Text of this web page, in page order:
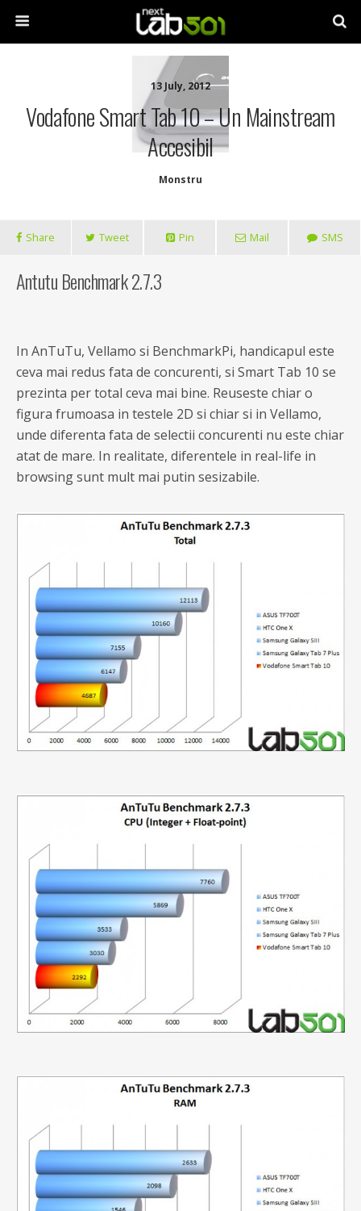
13 July, 2012
Vodafone Smart Tab 10 – Un Mainstream
Accesibil
Monstru
Share Tweet Pin Mail SMS
Antutu Benchmark 2.7.3
In AnTuTu, Vellamo si BenchmarkPi, handicapul este
ceva mai redus fata de concurenti, si Smart Tab 10 se
prezinta per total ceva mai bine. Reuseste chiar o
figura frumoasa in testele 2D si chiar si in Vellamo,
unde diferenta fata de selectii concurenti nu este chiar
atat de mare. In realitate, diferentele in real-life in
browsing sunt mult mai putin sesizabile.